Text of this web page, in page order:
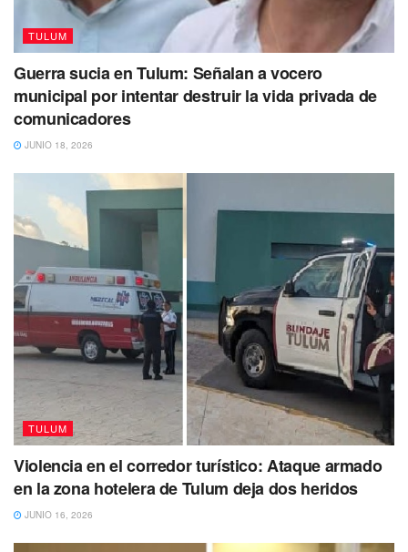
TULUM
Guerra sucia en Tulum: Señalan a vocero
municipal por intentar destruir la vida privada de
comunicadores
JUNIO 18, 2026
TULUM
Violencia en el corredor turístico: Ataque armado
en la zona hotelera de Tulum deja dos heridos
JUNIO 16, 2026